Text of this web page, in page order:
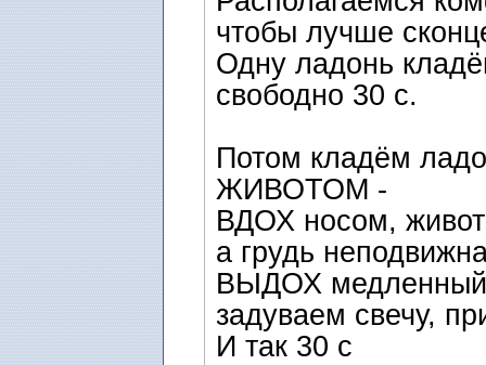
чтобы лучше
Одну ладонь
свободно 30 с.
Потом кладём
ЖИВОТОМ -
ВДОХ носом,
а грудь
ВЫДОХ медленный
задуваем свечу,
И так 30 с